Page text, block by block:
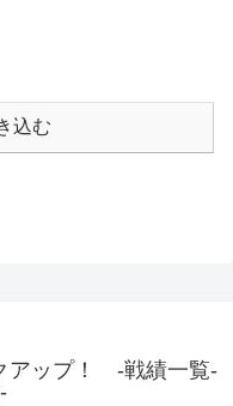
込む
アップ！ -戦績一覧-